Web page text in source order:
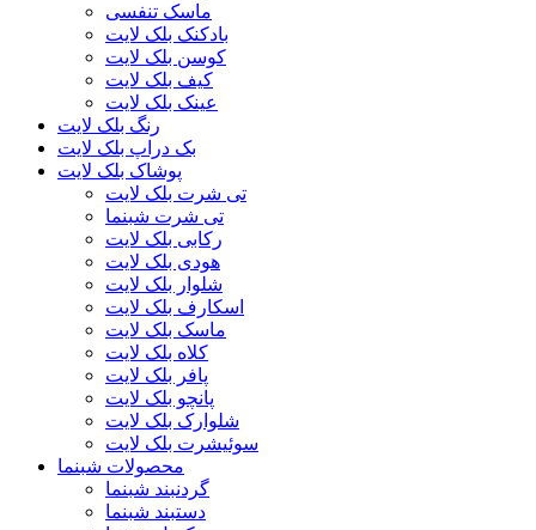
ماسک تنفسی
بادکنک بلک لایت
کوسن بلک لایت
کیف بلک لایت
عینک بلک لایت
رنگ بلک لایت
بک دراپ بلک لایت
پوشاک بلک لایت
تی شرت بلک لایت
تی شرت شبنما
رکابی بلک لایت
هودی بلک لایت
شلوار بلک لایت
اسکارف بلک لایت
ماسک بلک لایت
کلاه بلک لایت
پافر بلک لایت
پانچو بلک لایت
شلوارک بلک لایت
سوئیشرت بلک لایت
محصولات شبنما
گردنبند شبنما
دستبند شبنما